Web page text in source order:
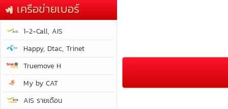
เครือข่ายเบอร์
1-2-Call, AIS
Happy, Dtac, Trinet
Truemove H
My by CAT
AIS รายเดือน